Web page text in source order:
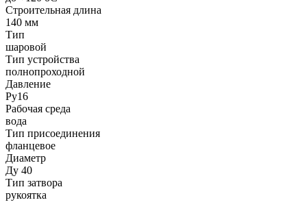
Строительная длина
140 мм
Тип
шаровой
Тип устройства
полнопроходной
Давление
Ру16
Рабочая среда
вода
Тип присоединения
фланцевое
Диаметр
Ду 40
Тип затвора
рукоятка